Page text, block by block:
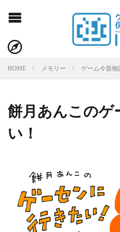
HOME メモリー ゲーム今昔物
餅月あんこのゲ
い！